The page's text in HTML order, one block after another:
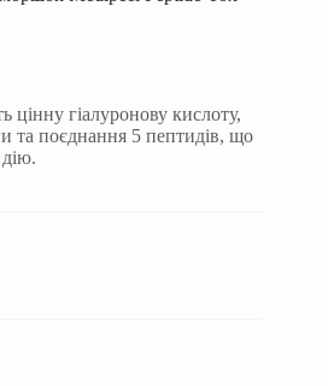
цінну гіалуронову кислоту,
та поєднання 5 пептидів, що